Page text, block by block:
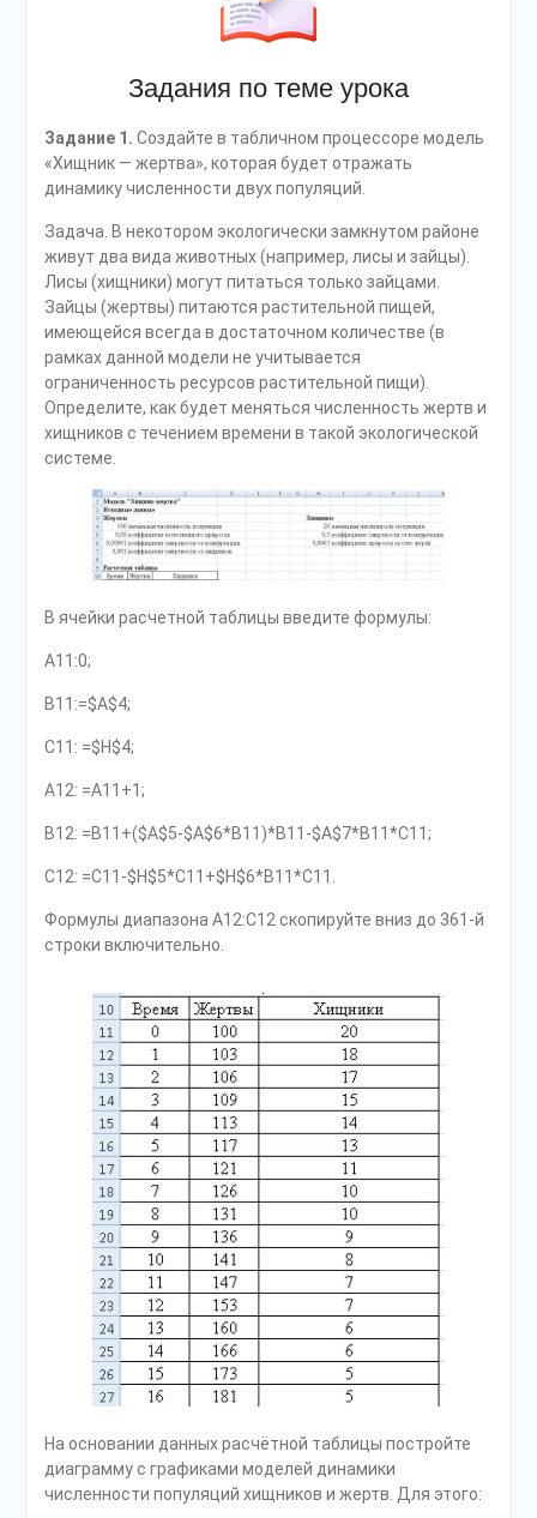
Задания по теме урока
Задание 1. Создайте в табличном процессоре модель
«Хищник — жертва», которая будет отражать
динамику численности двух популяций.
Задача. В некотором экологически замкнутом районе
живут два вида животных (например, лисы и зайцы).
Лисы (хищники) могут питаться только зайцами.
Зайцы (жертвы) питаются растительной пищей,
имеющейся всегда в достаточном количестве (в
рамках данной модели не учитывается
ограниченность ресурсов растительной пищи).
Определите, как будет меняться численность жертв и
хищников с течением времени в такой экологической
системе.
В ячейки расчетной таблицы введите формулы:
A11:0;
B11:=$A$4;
C11: =$H$4;
A12: =A11+1;
B12: =B11+($A$5-$A$6*B11)*B11-$A$7*B11*C11;
C12: =C11-$H$5*C11+$H$6*B11*C11.
Формулы диапазона А12:С12 скопируйте вниз до 361-й
строки включительно.
На основании данных расчётной таблицы постройте
диаграмму с графиками моделей динамики
численности популяций хищников и жертв. Для этого: